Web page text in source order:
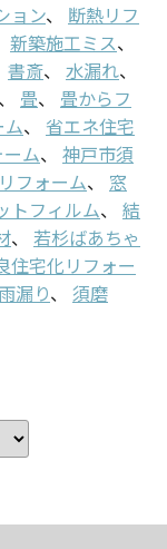
ョン、
断熱リフ
新築施工ミス、
書斎、 水漏れ、
、 畳、
畳からフ
ム、
省エネ住宅
ム、
神戸市須
フォーム、
窓
トフィルム、
結
、
若杉ばあちゃ
住宅化リフォー
雨漏り、
須磨